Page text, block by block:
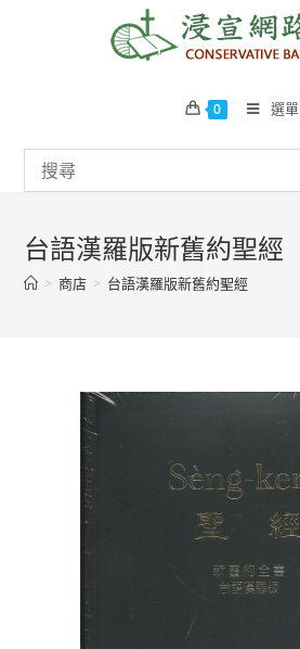
0 選單
台語漢羅版新舊約聖經
> 商店 > 台語漢羅版新舊約聖經